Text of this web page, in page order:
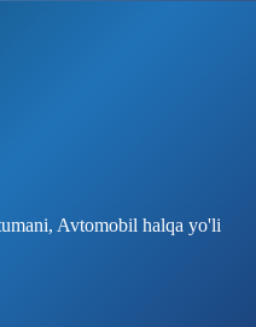
Avtomobil halqa yo'li